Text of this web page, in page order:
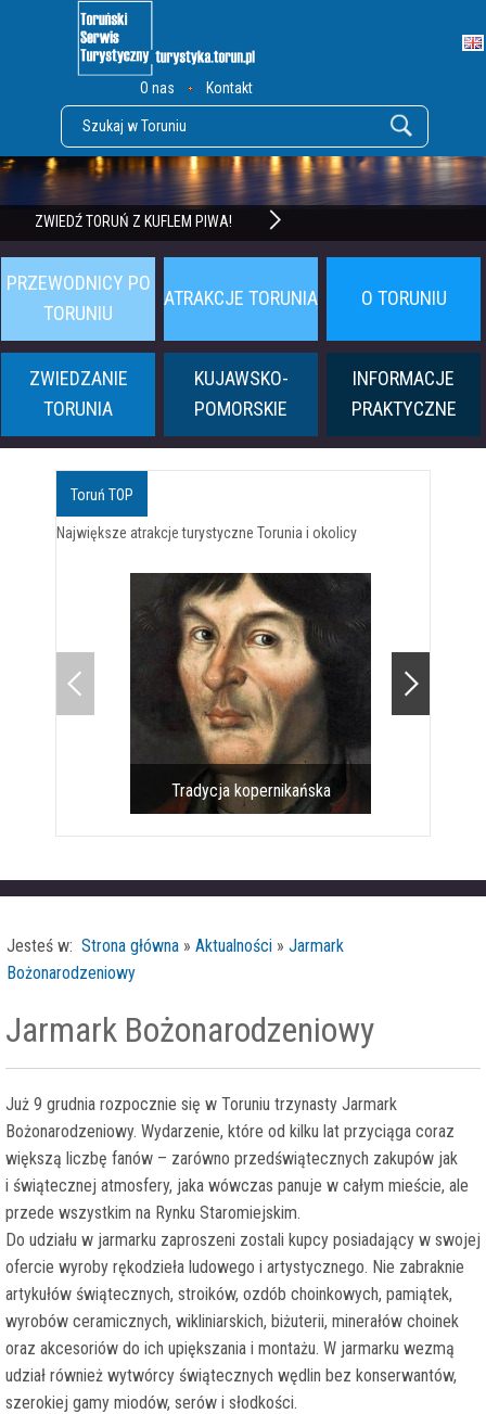
O nas Kontakt
ZWIEDŹ TORUŃ Z KUFLEM PIWA!
POZNAJ TWIERDZĘ TORUŃ
PRZEWODNICY PO
TORUNIU
ATRAKCJE TORUNIA O TORUNIU
ZWIEDZANIE
TORUNIA
KUJAWSKO-
POMORSKIE
INFORMACJE
PRAKTYCZNE
Toruń TOP
Największe atrakcje turystyczne Torunia i okolicy
Tradycja kopernikańska
Jesteś w: Strona główna » Aktualności » Jarmark
Bożonarodzeniowy
Jarmark Bożonarodzeniowy
Już 9 grudnia rozpocznie się w Toruniu trzynasty Jarmark
Bożonarodzeniowy. Wydarzenie, które od kilku lat przyciąga coraz
większą liczbę fanów – zarówno przedświątecznych zakupów jak
i świątecznej atmosfery, jaka wówczas panuje w całym mieście, ale
przede wszystkim na Rynku Staromiejskim.
Do udziału w jarmarku zaproszeni zostali kupcy posiadający w swojej
ofercie wyroby rękodzieła ludowego i artystycznego. Nie zabraknie
artykułów świątecznych, stroików, ozdób choinkowych, pamiątek,
wyrobów ceramicznych, wikliniarskich, biżuterii, minerałów choinek
oraz akcesoriów do ich upiększania i montażu. W jarmarku wezmą
udział również wytwórcy świątecznych wędlin bez konserwantów,
szerokiej gamy miodów, serów i słodkości.